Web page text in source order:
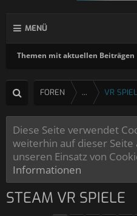
MENÜ
Themen mit aktuellen Beiträgen
FOREN ... VR
Diese Seite verwendet
weiterhin auf dieser
unseren Einsatz von
Informationen
STEAM VR SPIELE